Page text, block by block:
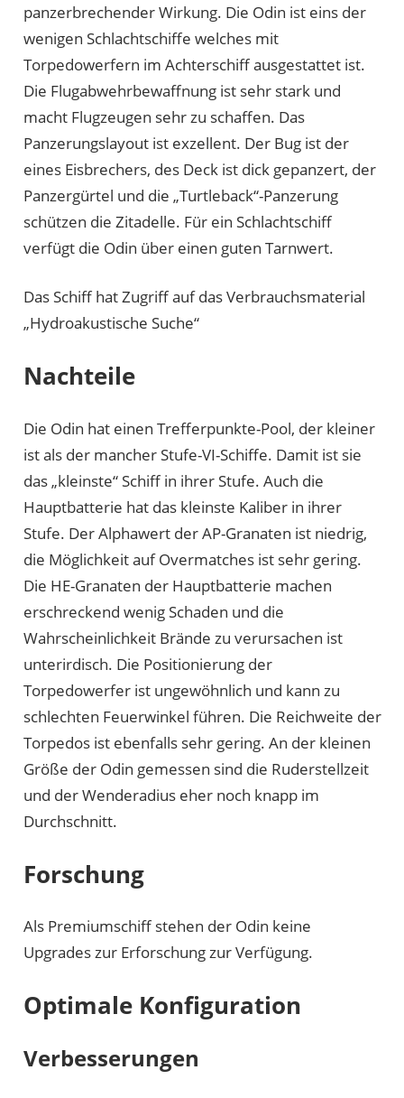
panzerbrechender Wirkung. Die Odin ist eins der
wenigen Schlachtschiffe welches mit
Torpedowerfern im Achterschiff ausgestattet ist.
Die Flugabwehrbewaffnung ist sehr stark und
macht Flugzeugen sehr zu schaffen. Das
Panzerungslayout ist exzellent. Der Bug ist der
eines Eisbrechers, des Deck ist dick gepanzert, der
Panzergürtel und die „Turtleback“-Panzerung
schützen die Zitadelle. Für ein Schlachtschiff
verfügt die Odin über einen guten Tarnwert.
Das Schiff hat Zugriff auf das Verbrauchsmaterial
„Hydroakustische Suche“
Nachteile
Die Odin hat einen Trefferpunkte-Pool, der kleiner
ist als der mancher Stufe-VI-Schiffe. Damit ist sie
das „kleinste“ Schiff in ihrer Stufe. Auch die
Hauptbatterie hat das kleinste Kaliber in ihrer
Stufe. Der Alphawert der AP-Granaten ist niedrig,
die Möglichkeit auf Overmatches ist sehr gering.
Die HE-Granaten der Hauptbatterie machen
erschreckend wenig Schaden und die
Wahrscheinlichkeit Brände zu verursachen ist
unterirdisch. Die Positionierung der
Torpedowerfer ist ungewöhnlich und kann zu
schlechten Feuerwinkel führen. Die Reichweite der
Torpedos ist ebenfalls sehr gering. An der kleinen
Größe der Odin gemessen sind die Ruderstellzeit
und der Wenderadius eher noch knapp im
Durchschnitt.
Forschung
Als Premiumschiff stehen der Odin keine
Upgrades zur Erforschung zur Verfügung.
Optimale Konfiguration
Verbesserungen